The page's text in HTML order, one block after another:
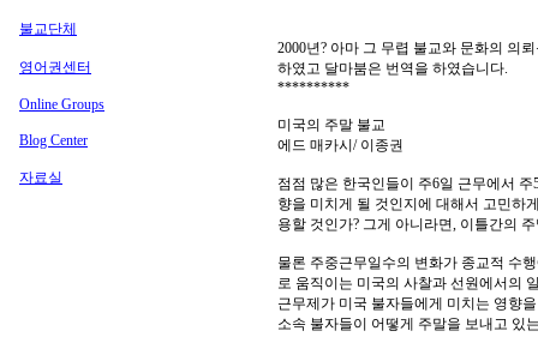
불교단체
영어권센터
Online Groups
Blog Center
자료실
2000년? 아마 그 무렵 불교와 문화의 의
하였고 달마붐은 번역을 하였습니다.
**********
미국의 주말 불교
에드 매카시/ 이종권
점점 많은 한국인들이 주6일 근무에서
향을 미치게 될 것인지에 대해서 고민하
용할 것인가? 그게 아니라면, 이틀간의
물론 주중근무일수의 변화가 종교적 수
로 움직이는 미국의 사찰과 선원에서의
근무제가 미국 불자들에게 미치는 영향
소속 불자들이 어떻게 주말을 보내고 있